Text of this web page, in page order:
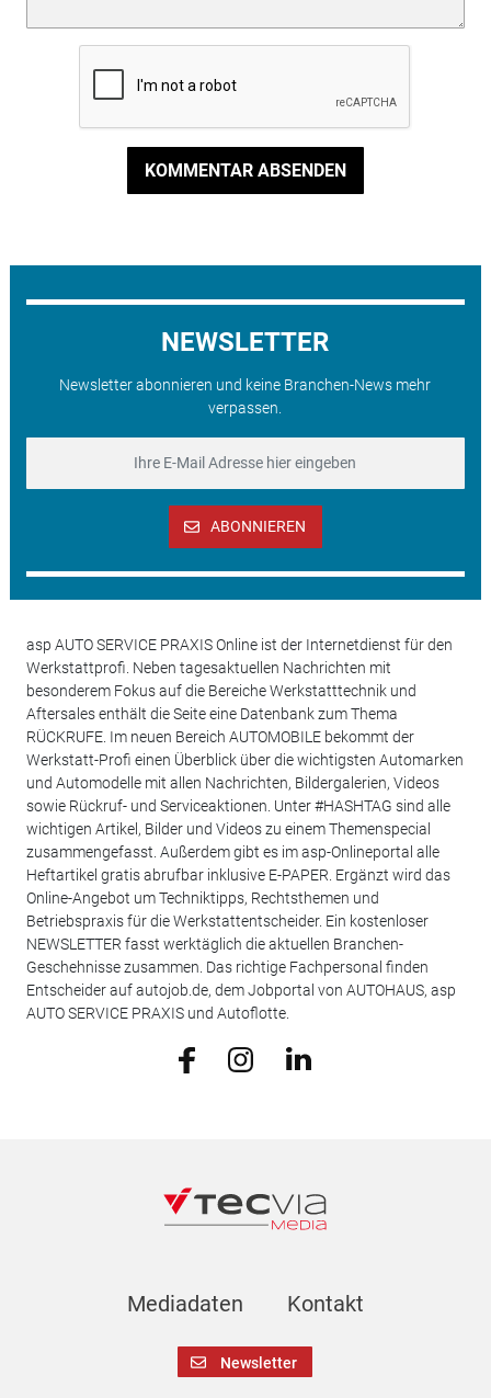
KOMMENTAR ABSENDEN
NEWSLETTER
Newsletter abonnieren und keine Branchen-News mehr
verpassen.
ABONNIEREN
asp AUTO SERVICE PRAXIS Online ist der Internetdienst für den
Werkstattprofi. Neben tagesaktuellen Nachrichten mit
besonderem Fokus auf die Bereiche Werkstatttechnik und
Aftersales enthält die Seite eine Datenbank zum Thema
RÜCKRUFE. Im neuen Bereich AUTOMOBILE bekommt der
Werkstatt-Profi einen Überblick über die wichtigsten Automarken
und Automodelle mit allen Nachrichten, Bildergalerien, Videos
sowie Rückruf- und Serviceaktionen. Unter #HASHTAG sind alle
wichtigen Artikel, Bilder und Videos zu einem Themenspecial
zusammengefasst. Außerdem gibt es im asp-Onlineportal alle
Heftartikel gratis abrufbar inklusive E-PAPER. Ergänzt wird das
Online-Angebot um Techniktipps, Rechtsthemen und
Betriebspraxis für die Werkstattentscheider. Ein kostenloser
NEWSLETTER fasst werktäglich die aktuellen Branchen-
Geschehnisse zusammen. Das richtige Fachpersonal finden
Entscheider auf autojob.de, dem Jobportal von AUTOHAUS, asp
AUTO SERVICE PRAXIS und Autoflotte.
Mediadaten Kontakt
Newsletter